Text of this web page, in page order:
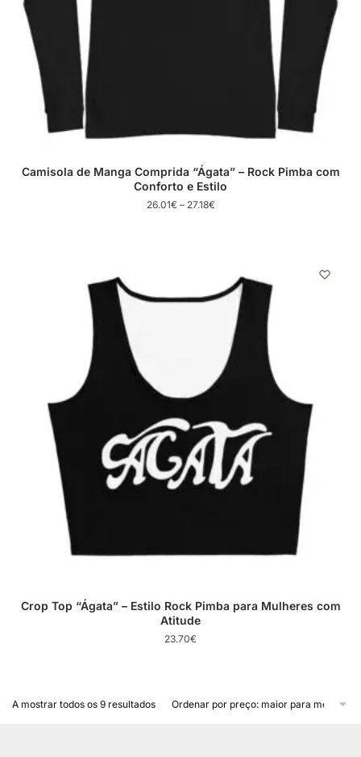
Camisola de Manga Comprida “Ágata” – Rock Pimba com
Conforto e Estilo
26.01€ – 27.18€
Crop Top “Ágata” – Estilo Rock Pimba para Mulheres com
Atitude
23.70€
A mostrar todos os 9 resultados